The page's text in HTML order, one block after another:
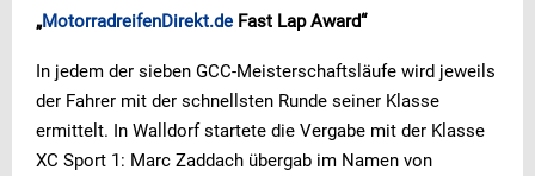
„MotorradreifenDirekt.de Fast Lap Award“
In jedem der sieben GCC-Meisterschaftsläufe wird jeweils
der Fahrer mit der schnellsten Runde seiner Klasse
ermittelt. In Walldorf startete die Vergabe mit der Klasse
XC Sport 1: Marc Zaddach übergab im Namen von